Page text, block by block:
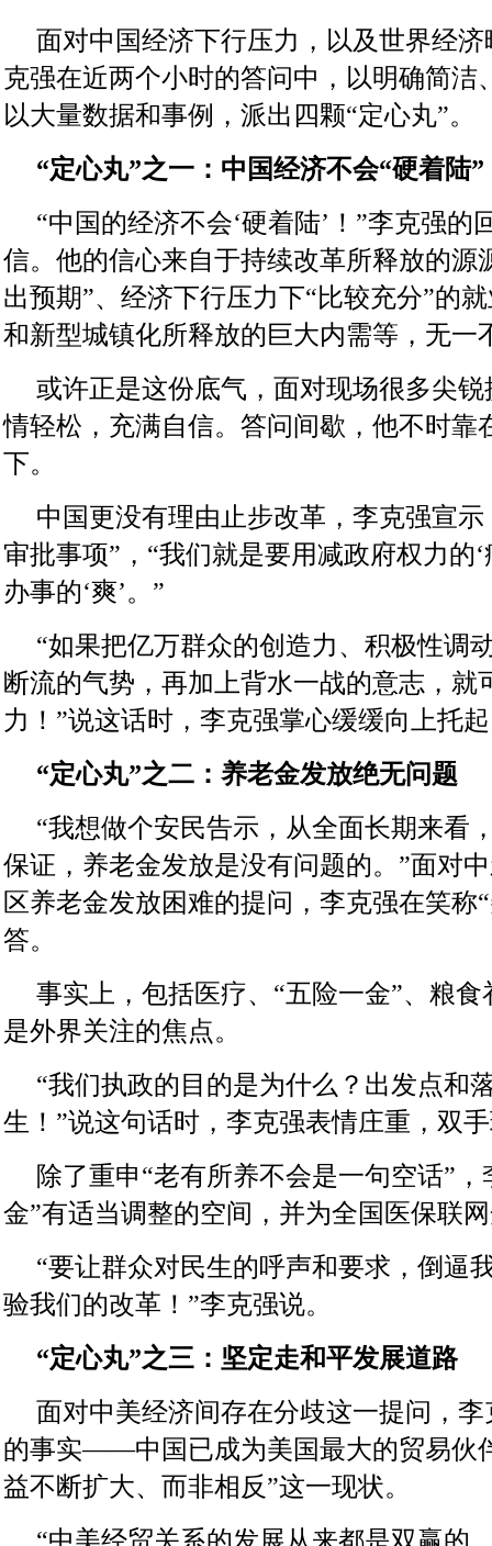
面对中国经济下行压力，以及世界经
克强在近两个小时的答问中，以明确简洁
以大量数据和事例，派出四颗“定心丸”。
“定心丸”之一：中国经济不会“硬着陆”
“中国的经济不会‘硬着陆’！”李克强的
信。他的信心来自于持续改革所释放的
出预期”、经济下行压力下“比较充分”的
和新型城镇化所释放的巨大内需等，无一
或许正是这份底气，面对现场很多尖
情轻松，充满自信。答问间歇，他不时靠
下。
中国更没有理由止步改革，李克强宣
审批事项”，“我们就是要用减政府权力的
办事的‘爽’。”
“如果把亿万群众的创造力、积极性调
断流的气势，再加上背水一战的意志，就
力！”说这话时，李克强掌心缓缓向上托
“定心丸”之二：养老金发放绝无问题
“我想做个安民告示，从全面长期来看
保证，养老金发放是没有问题的。”面对
区养老金发放困难的提问，李克强在笑称
答。
事实上，包括医疗、“五险一金”、粮
是外界关注的焦点。
“我们执政的目的是为什么？出发点和
生！”说这句话时，李克强表情庄重，双
除了重申“老有所养不会是一句空话”
金”有适当调整的空间，并为全国医保联
“要让群众对民生的呼声和要求，倒逼
验我们的改革！”李克强说。
“定心丸”之三：坚定走和平发展道路
面对中美经济间存在分歧这一提问，
的事实——中国已成为美国最大的贸易伙
益不断扩大、而非相反”这一现状。